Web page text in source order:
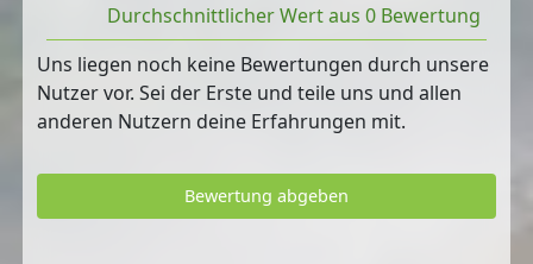
Durchschnittlicher Wert aus 0 Bewertung
Uns liegen noch keine Bewertungen durch unsere
Nutzer vor. Sei der Erste und teile uns und allen
anderen Nutzern deine Erfahrungen mit.
Bewertung abgeben